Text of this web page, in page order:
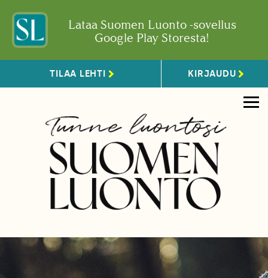
Lataa Suomen Luonto -sovellus
Google Play Storesta!
TILAA LEHTI KIRJAUDU